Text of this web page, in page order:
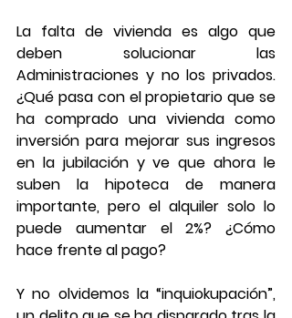
La falta de vivienda es algo que
deben solucionar las
Administraciones y no los privados.
¿Qué pasa con el propietario que se
ha comprado una vivienda como
inversión para mejorar sus ingresos
en la jubilación y ve que ahora le
suben la hipoteca de manera
importante, pero el alquiler solo lo
puede aumentar el 2%? ¿Cómo
hace frente al pago?
Y no olvidemos la “inquiokupación”,